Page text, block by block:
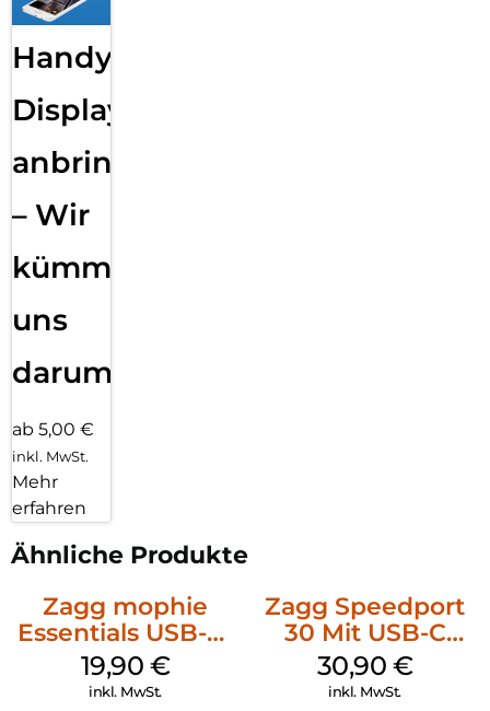
Handy
Displayfolie
anbringen
– Wir
kümmern
uns
darum!
ab 5,00 €
inkl. MwSt.
Mehr
erfahren
Ähnliche Produkte
Zagg mophie
Essentials USB-C-
20W Charger PD
Weiß
19,90 €
inkl. MwSt.
Zagg Speedport
30 Mit USB-C
Kabel Weiß
30,90 €
inkl. MwSt.